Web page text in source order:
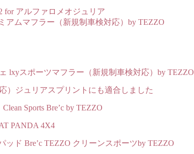
for アルファロメオジュリア
アムマフラー（新規制車検対応）by TEZZO
lxyスポーツマフラー（新規制車検対応）by TEZZO
）ジュリアスプリントにも適合しました
Sports Bre’c by TEZZO
PANDA 4X4
ド Bre’c TEZZO クリーンスポーツby TEZZO